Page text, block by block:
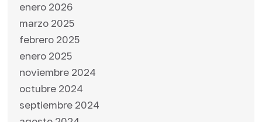
enero 2026
marzo 2025
febrero 2025
enero 2025
noviembre 2024
octubre 2024
septiembre 2024